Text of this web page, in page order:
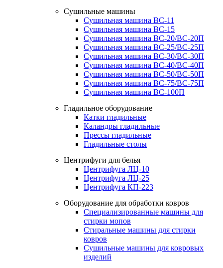
Сушильные машины
Сушильная машина ВС-11
Сушильная машина ВС-15
Сушильная машина ВС-20/ВС-20П
Сушильная машина ВС-25/ВС-25П
Сушильная машина ВС-30/ВС-30П
Сушильная машина ВС-40/ВС-40П
Сушильная машина ВС-50/ВС-50П
Сушильная машина ВС-75/ВС-75П
Сушильная машина ВС-100П
Гладильное оборудование
Катки гладильные
Каландры гладильные
Прессы гладильные
Гладильные столы
Центрифуги для белья
Центрифуга ЛЦ-10
Центрифуга ЛЦ-25
Центрифуга КП-223
Оборудование для обработки ковров
Специализированные машины для
стирки мопов
Стиральные машины для стирки
ковров
Сушильные машины для ковровых
изделий